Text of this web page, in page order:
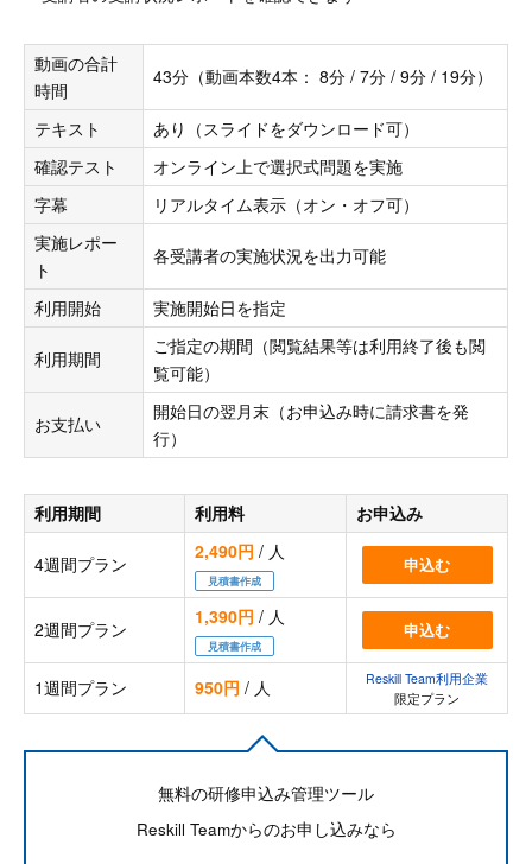
動画の合計
時間
43分（動画本数4本： 8分 / 7分 / 9分 / 19分）
テキスト
あり（スライドをダウンロード可）
確認テスト
オンライン上で選択式問題を実施
字幕
リアルタイム表示（オン・オフ可）
実施レポー
ト
各受講者の実施状況を出力可能
利用開始 実施開始日を指定
利用期間
ご指定の期間（閲覧結果等は利用終了後も閲
覧可能）
お支払い
開始日の翌月末（お申込み時に請求書を発
行）
利用期間 利用料 お申込み
4週間プラン
2,490円 / 人
見積書作成
申込む
2週間プラン
1,390円 / 人
見積書作成
申込む
1週間プラン 950円 / 人
Reskill Team利用企業
限定プラン
無料の研修申込み管理ツール
Reskill Teamからのお申し込みなら